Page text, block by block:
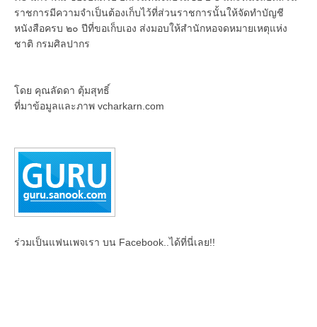
ราชการมีความจำเป็นต้องเก็บไว้ที่ส่วนราชการนั้นให้จัดทำบัญชี
หนังสือครบ ๒๐ ปีที่ขอเก็บเอง ส่งมอบให้สำนักหอจดหมายเหตุแห่ง
ชาติ กรมศิลปากร
โดย คุณลัดดา ตุ้มสุทธิ์
ที่มาข้อมูลและภาพ vcharkarn.com
ร่วมเป็นแฟนเพจเรา บน Facebook..ได้ที่นี่เลย!!